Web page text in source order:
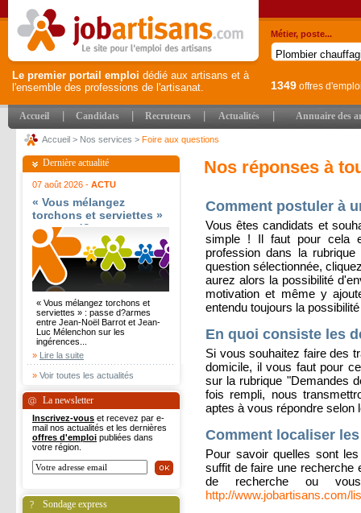
Le premier portail emploi dédié aux artisans et à
l'ensemble des professions de l'artisanat.
Métier, poste...
1349 offres
Accueil Candidats Recruteurs Actualités Annuaire des
Accueil > Nos services > Foire aux questions
Dernière actualité
07 août 2026 - ACTU
« Vous mélangez
torchons et serviettes »
: passe d?armes entre
Jean-Noël Barrot et
Jean-Luc Mélenchon sur
les ingérences
étrangères - Le Parisien
« Vous mélangez torchons et
serviettes » : passe d?armes
entre Jean-Noël Barrot et Jean-
Luc Mélenchon sur les
ingérences...
» Lire la suite
» Voir toutes les actualités
La newsletter
Inscrivez-vous et recevez par e-
mail nos actualités et les dernières
offres d'emploi publiées dans
votre région.
Sondage express
Nos réponses à
Comment postuler à
Vous êtes candidats et
simple ! Il faut pour cela
profession dans la
question sélectionnée,
aurez alors la possibilité
motivation et même y
entendu toujours la
En quoi consiste les
Si vous souhaitez faire des
domicile, il vous faut pour
sur la rubrique "Demandes
fois rempli, nous
aptes à vous répondre selon
Comment localiser
Pour savoir quelles sont
suffit de faire une recherche
de recherche ou
http://www.jobartisans.com/